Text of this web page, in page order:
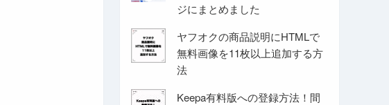
ジにまとめました
ヤフオクの商品説明にHTMLで
無料画像を11枚以上追加する方
法
Keepa有料版への登録方法！間